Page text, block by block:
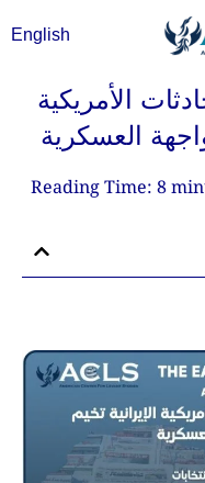
English
الأمريكية
العسكرية
Reading Time:8